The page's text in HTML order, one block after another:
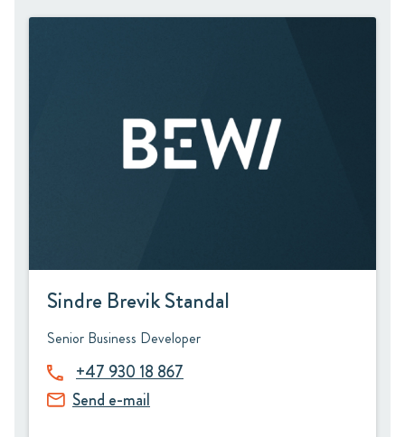
Sindre Brevik Standal
Senior Business Developer
+47 930 18 867
Send e-mail